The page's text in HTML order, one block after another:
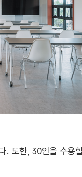
. 또한, 30인을 수용